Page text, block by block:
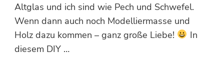
Altglas und ich sind wie Pech und Schwefel.
Wenn dann auch noch Modelliermasse und
Holz dazu kommen – ganz große Liebe!
In
diesem DIY …